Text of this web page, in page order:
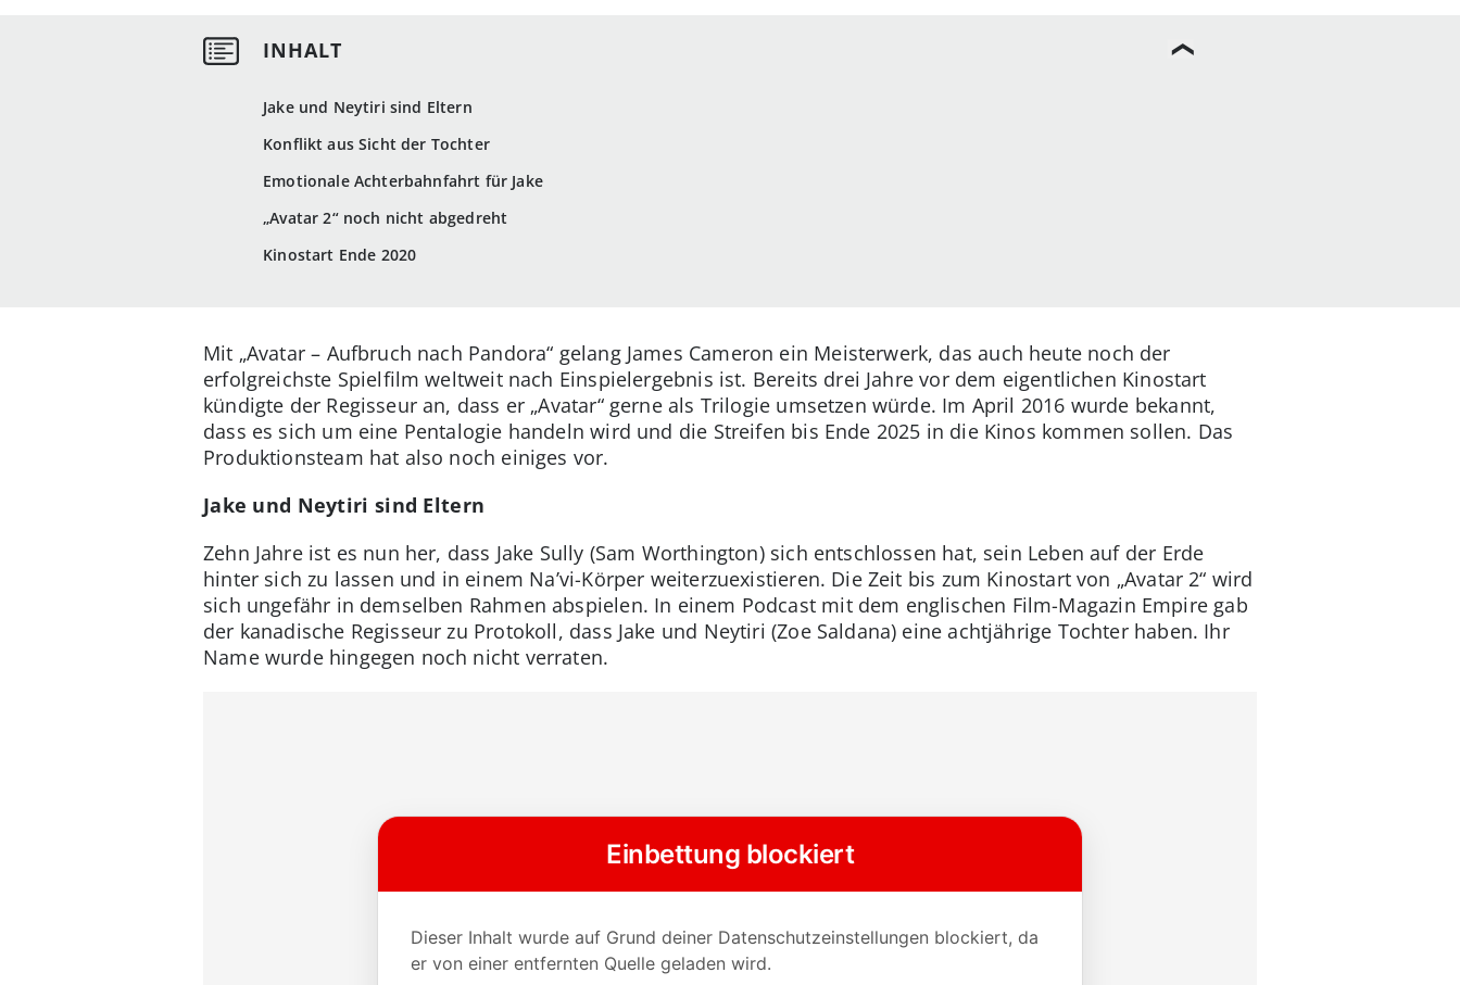
Jake und Neytiri sind Eltern
Konflikt aus Sicht der Tochter
Emotionale Achterbahnfahrt für Jake
„Avatar 2“ noch nicht abgedreht
Kinostart Ende 2020
Mit „Avatar – Aufbruch nach Pandora“ gelang James Cameron ein Meisterwerk, das auch heute noch der
erfolgreichste Spielfilm weltweit nach Einspielergebnis ist. Bereits drei Jahre vor dem eigentlichen Kinostart
kündigte der Regisseur an, dass er „Avatar“ gerne als Trilogie umsetzen würde. Im April 2016 wurde bekannt,
dass es sich um eine Pentalogie handeln wird und die Streifen bis Ende 2025 in die Kinos kommen sollen. Das
Produktionsteam hat also noch einiges vor.
Jake und Neytiri sind Eltern
Zehn Jahre ist es nun her, dass Jake Sully (Sam Worthington) sich entschlossen hat, sein Leben auf der Erde
hinter sich zu lassen und in einem Na’vi-Körper weiterzuexistieren. Die Zeit bis zum Kinostart von „Avatar 2“ wird
sich ungefähr in demselben Rahmen abspielen. In einem Podcast mit dem englischen Film-Magazin Empire gab
der kanadische Regisseur zu Protokoll, dass Jake und Neytiri (Zoe Saldana) eine achtjährige Tochter haben. Ihr
Name wurde hingegen noch nicht verraten.